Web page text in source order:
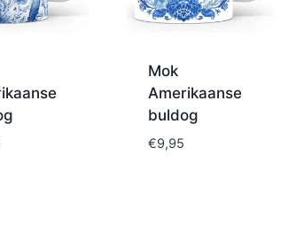
Mok
Amerikaanse
buldog
€9,95